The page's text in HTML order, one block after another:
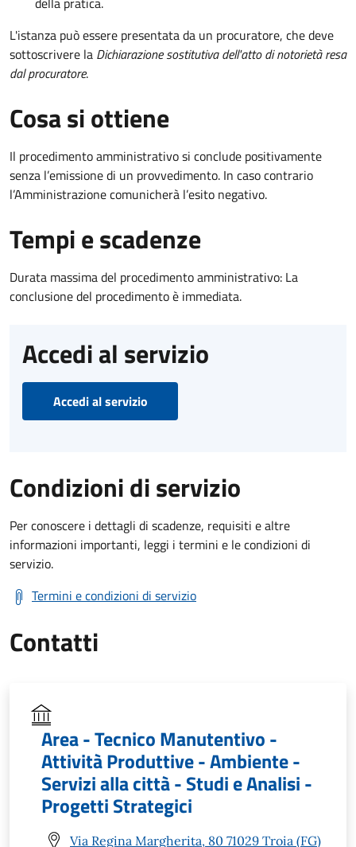
L'istanza può essere presentata da un procuratore, che deve
sottoscrivere la Dichiarazione sostitutiva dell'atto di notorietà resa
dal procuratore.
Cosa si ottiene
Il procedimento amministrativo si conclude positivamente
senza l’emissione di un provvedimento. In caso contrario
l’Amministrazione comunicherà l’esito negativo.
Tempi e scadenze
Durata massima del procedimento amministrativo: La
conclusione del procedimento è immediata.
Accedi al servizio
Accedi al servizio
Condizioni di servizio
Per conoscere i dettagli di scadenze, requisiti e altre
informazioni importanti, leggi i termini e le condizioni di
servizio.
Termini e condizioni di servizio
Contatti
Area - Tecnico Manutentivo -
Attività Produttive - Ambiente -
Servizi alla città - Studi e Analisi -
Progetti Strategici
Via Regina Margherita, 80 71029 Troia (FG)